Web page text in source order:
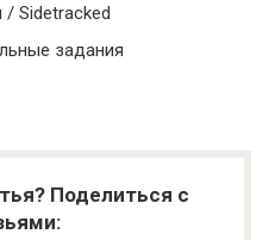
/ Sidetracked
задания
Поделиться с